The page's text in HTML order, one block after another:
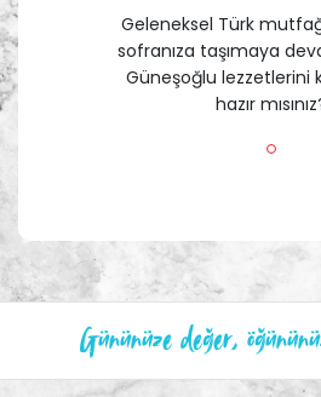
Geleneksel Türk
sofranıza taşımaya
Güneşoğlu lezzetlerini
hazır
Gününüze değer,